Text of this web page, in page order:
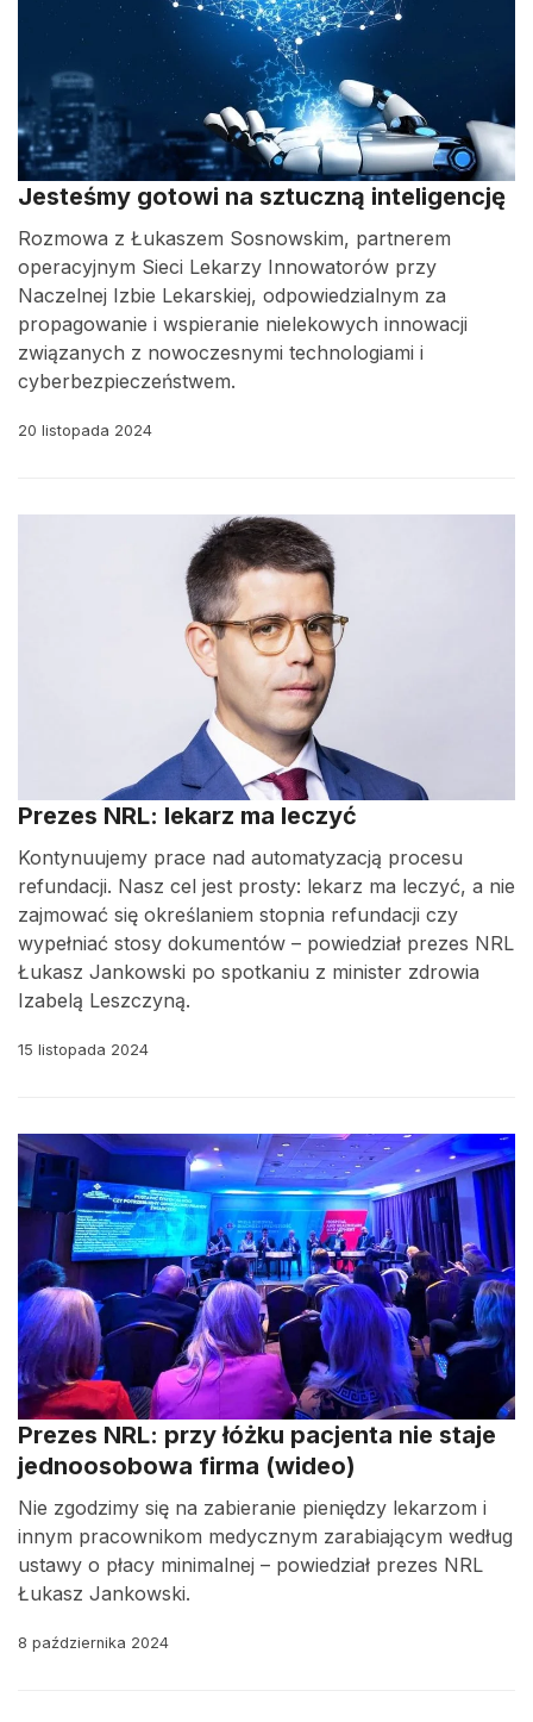
Jesteśmy gotowi na sztuczną inteligencję
Rozmowa z Łukaszem Sosnowskim, partnerem
operacyjnym Sieci Lekarzy Innowatorów przy
Naczelnej Izbie Lekarskiej, odpowiedzialnym za
propagowanie i wspieranie nielekowych innowacji
związanych z nowoczesnymi technologiami i
cyberbezpieczeństwem.
20 listopada 2024
Prezes NRL: lekarz ma leczyć
Kontynuujemy prace nad automatyzacją procesu
refundacji. Nasz cel jest prosty: lekarz ma leczyć, a nie
zajmować się określaniem stopnia refundacji czy
wypełniać stosy dokumentów – powiedział prezes NRL
Łukasz Jankowski po spotkaniu z minister zdrowia
Izabelą Leszczyną.
15 listopada 2024
Prezes NRL: przy łóżku pacjenta nie staje
jednoosobowa firma (wideo)
Nie zgodzimy się na zabieranie pieniędzy lekarzom i
innym pracownikom medycznym zarabiającym według
ustawy o płacy minimalnej – powiedział prezes NRL
Łukasz Jankowski.
8 października 2024